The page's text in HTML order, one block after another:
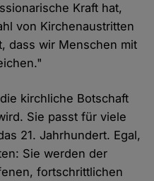
Kraft hat,
von Kirchenaustritten
dass wir Menschen mit
kirchliche Botschaft
Sie passt für viele
21. Jahrhundert. Egal,
Sie werden der
fortschrittlichen